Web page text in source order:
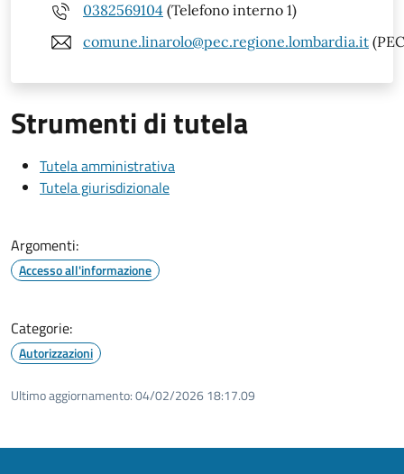
0382569104 (Telefono interno 1)
comune.linarolo@pec.regione.lombardia.it
Strumenti di tutela
Tutela amministrativa
Tutela giurisdizionale
Argomenti:
Accesso all'informazione
Categorie:
Autorizzazioni
Ultimo aggiornamento:04/02/2026 18:17.09